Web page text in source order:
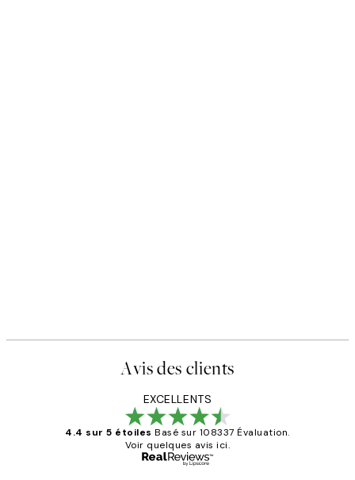
Avis des clients
EXCELLENTS
4.4 sur 5 étoiles Basé sur 108337 Évaluation.
Voir quelques avis ici.